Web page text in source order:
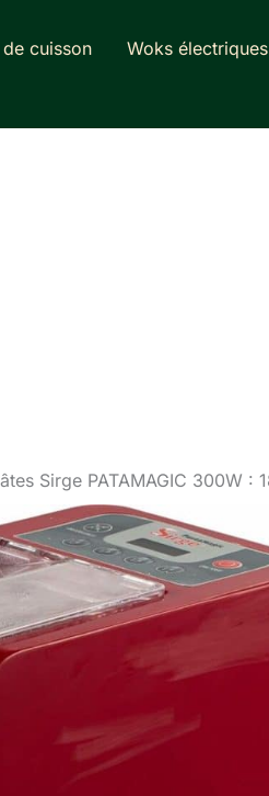
cuisson Woks électriques
Sirge PATAMAGIC 300W :